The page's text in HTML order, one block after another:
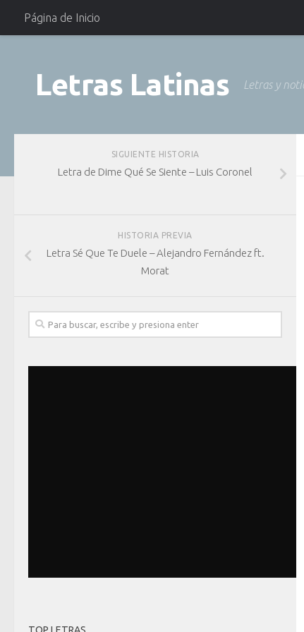
Página de Inicio
Letras Latinas Letras y
SIGUIENTE HISTORIA
Letra de Dime Qué Se Siente – Luis Coronel
HISTORIA PREVIA
Letra Sé Que Te Duele – Alejandro Fernández ft.
Morat